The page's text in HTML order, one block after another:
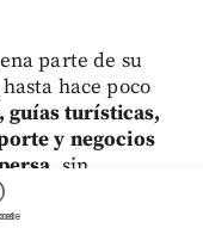
parte de su
hasta hace poco
guías turísticas,
y negocios
sin